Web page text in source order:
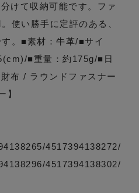
けて収納可能です。ファ
使い勝手に定評のある、
。■素材：牛革/■サイ
■重量：約175g/■日
布 / ラウンドファスナー
】
4517394138272/
4517394138302/